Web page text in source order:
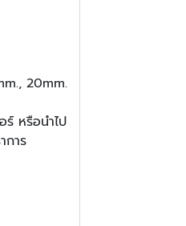
20mm.
หรือนำไป
การ